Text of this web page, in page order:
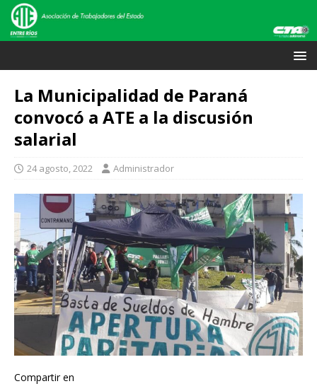
La Municipalidad de Paraná
convocó a ATE a la discusión
salarial
24 agosto, 2022 Administrador
Compartir en